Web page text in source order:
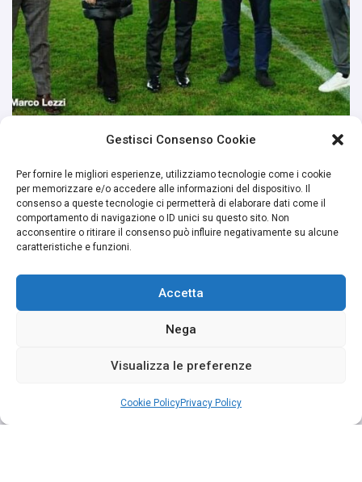
Gestisci Consenso Cookie
Per fornire le migliori esperienze, utilizziamo tecnologie come i cookie
per memorizzare e/o accedere alle informazioni del dispositivo. Il
consenso a queste tecnologie ci permetterà di elaborare dati come il
comportamento di navigazione o ID unici su questo sito. Non
acconsentire o ritirare il consenso può influire negativamente su alcune
caratteristiche e funzioni.
Accetta
Nega
Visualizza le preferenze
Cookie PolicyPrivacy Policy